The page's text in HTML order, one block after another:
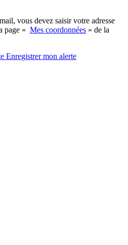
vous devez saisir votre adresse
page « Mes coordonnées » de la
Enregistrermon alerte